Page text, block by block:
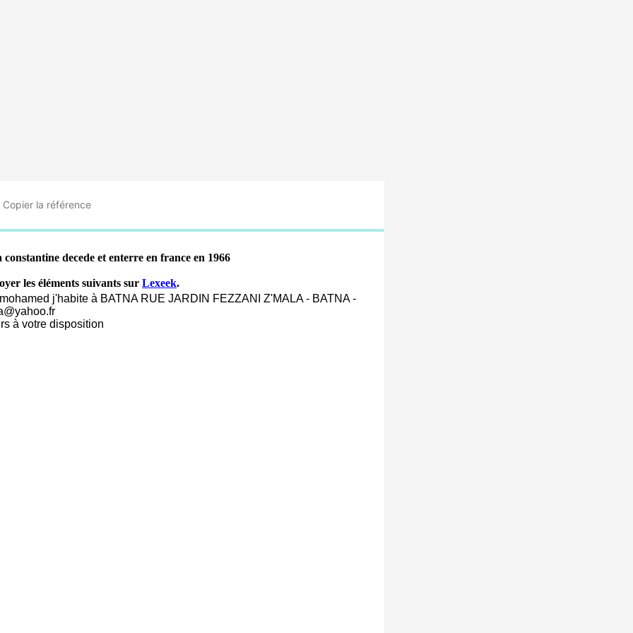
Copier la référence